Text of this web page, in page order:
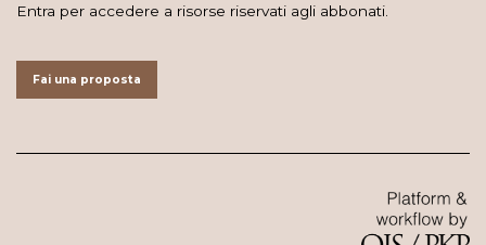
Entra per accedere a risorse riservati agli abbonati.
Fai una proposta